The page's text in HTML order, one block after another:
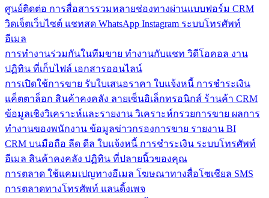
ศูนย์ติดต่อ การสื่อสารรวมหลายช่องทางผ่านแบบฟอร์ม CRM
วิดเจ็ตเว็บไซต์ แชทสด WhatsApp Instagram ระบบโทรศัพท์
อีเมล
การทำงานร่วมกันในทีมขาย ทำงานกับแชท วิดีโอคอล งาน
ปฏิทิน ที่เก็บไฟล์ เอกสารออนไลน์
การเปิดใช้การขาย รับใบเสนอราคา ใบแจ้งหนี้ การชำระเงิน
แค็ตตาล็อก สินค้าคงคลัง ลายเซ็นอิเล็กทรอนิกส์ ร้านค้า CRM
ข้อมูลเชิงวิเคราะห์และรายงาน วิเคราะห์กรวยการขาย ผลการ
ทำงานของพนักงาน ข้อมูลข่าวกรองการขาย รายงาน BI
CRM บนมือถือ ลีด ดีล ใบแจ้งหนี้ การชำระเงิน ระบบโทรศัพท์
อีเมล สินค้าคงคลัง ปฏิทิน ที่ปลายนิ้วของคุณ
การตลาด ใช้แคมเปญทางอีเมล โฆษณาทางสื่อโซเชียล SMS
การตลาดทางโทรศัพท์ แลนดิ้งเพจ